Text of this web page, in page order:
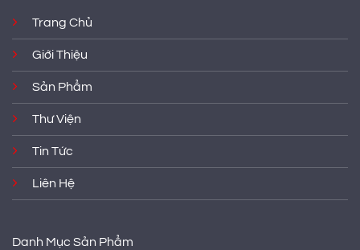
Trang Chủ
Giới Thiệu
Sản Phẩm
Thư Viện
Tin Tức
Liên Hệ
Danh Mục Sản Phẩm